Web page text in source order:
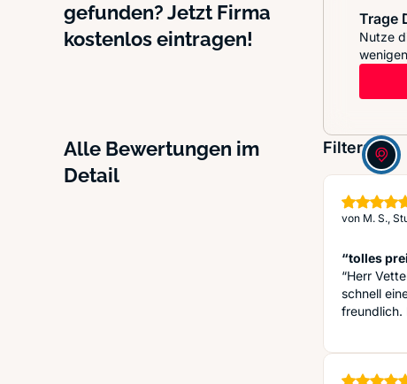
gefunden? Jetzt Firma
kostenlos eintragen!
Trage
Nutze
Alle Bewertungen im
Detail
Filter:
von M. S.,
“tolles
“Herr
schnell
freundlich.